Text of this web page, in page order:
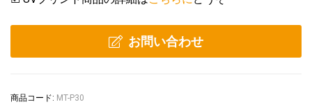
お問い合わせ
商品コード: MT-P30